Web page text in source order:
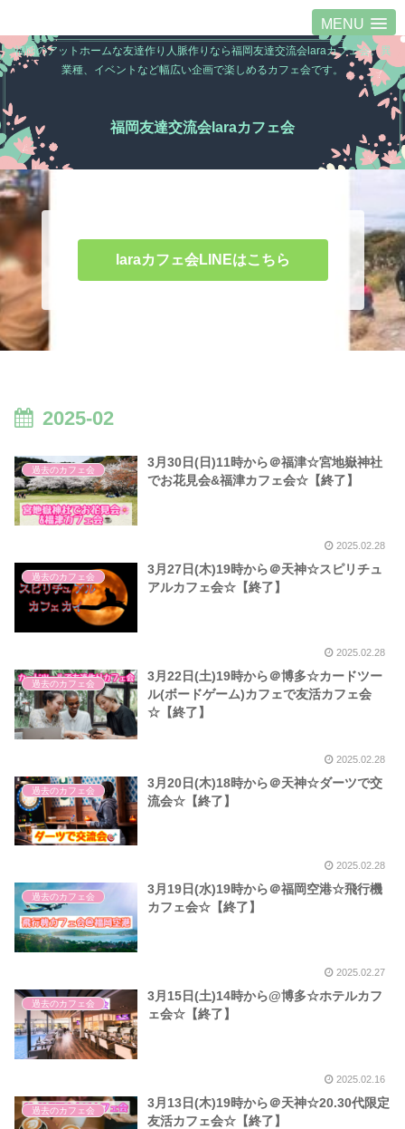
MENU
福岡のアットホームな友達作り人脈作りなら福岡友達交流会laraカフェ会。異
業種、イベントなど幅広い企画で楽しめるカフェ会です。
福岡友達交流会laraカフェ会
laraカフェ会LINEはこちら
2025-02
過去のカフェ会
3月30日(日)11時から＠福津☆宮地嶽神社
でお花見会&福津カフェ会☆【終了】
2025.02.28
過去のカフェ会
3月27日(木)19時から＠天神☆スピリチュ
アルカフェ会☆【終了】
2025.02.28
過去のカフェ会
3月22日(土)19時から＠博多☆カードツー
ル(ボードゲーム)カフェで友活カフェ会
☆【終了】
2025.02.28
過去のカフェ会
3月20日(木)18時から＠天神☆ダーツで交
流会☆【終了】
2025.02.28
過去のカフェ会
3月19日(水)19時から＠福岡空港☆飛行機
カフェ会☆【終了】
2025.02.27
過去のカフェ会
3月15日(土)14時から@博多☆ホテルカフ
ェ会☆【終了】
2025.02.16
過去のカフェ会
3月13日(木)19時から＠天神☆20.30代限定
友活カフェ会☆【終了】